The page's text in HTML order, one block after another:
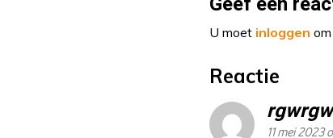
U moet inloggen
Reactie
rgwrgw
11 mei 2023